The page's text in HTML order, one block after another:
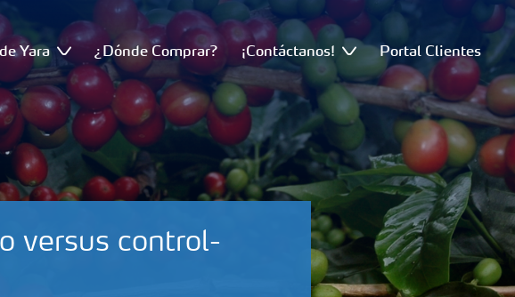
Yara ¿Dónde Comprar? ¡Contáctanos! Portal Clientes
versus control-